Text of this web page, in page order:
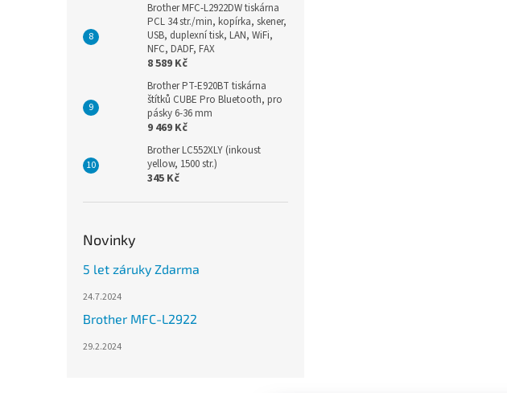
Brother MFC-L2922DW tiskárna
PCL 34 str./min, kopírka, skener,
USB, duplexní tisk, LAN, WiFi,
NFC, DADF, FAX
8 589 Kč
Brother PT-E920BT tiskárna
štítků CUBE Pro Bluetooth, pro
pásky 6-36 mm
9 469 Kč
Brother LC552XLY (inkoust
yellow, 1500 str.)
345 Kč
Novinky
5 let záruky Zdarma
24.7.2024
Brother MFC-L2922
29.2.2024